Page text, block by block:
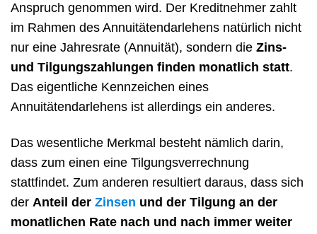
Anspruch genommen wird. Der Kreditnehmer zahlt
im Rahmen des Annuitätendarlehens natürlich nicht
nur eine Jahresrate (Annuität), sondern die Zins-
und Tilgungszahlungen finden monatlich statt.
Das eigentliche Kennzeichen eines
Annuitätendarlehens ist allerdings ein anderes.
Das wesentliche Merkmal besteht nämlich darin,
dass zum einen eine Tilgungsverrechnung
stattfindet. Zum anderen resultiert daraus, dass sich
der Anteil der Zinsen und der Tilgung an der
monatlichen Rate nach und nach immer weiter